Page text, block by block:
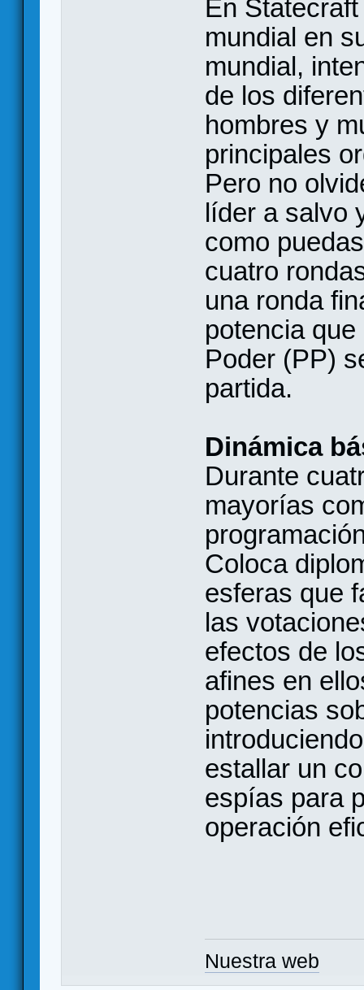
En
mundial en
mundial,
de los
hombres y
principales
Pero no
líder a salvo
como
cuatro
una ronda
potencia
Poder (PP)
partida.
Dinámica
Durante
mayorías
Coloca
esferas que
las
efectos de
afines en
potencias
estallar un
espías para
operación
Nuestra web